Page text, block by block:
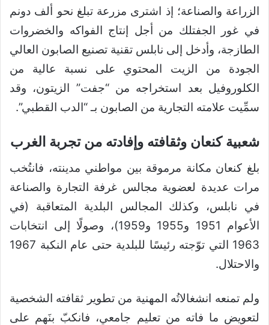
الزراعة والصناعة؛ إذ اشترى مزرعة تبلغ نحو ألف دونم
في غور الجفتلك من أجل إنتاج الفواكه والخضروات
الطازجة، وأدخل إلى نابلس تقنية تصنيع الصابون العالي
الجودة من الزيت المحتوي على نسبة عالية من
الكلوروفيل بعد استخراجه من “جفت” الزيتون، وقد
سمِّيت علامته التجارية من الصابون بـ “الدب القطبي”.
شعبية كنعان وثقافته وإفادته من تجربة الغرب
بلغ كنعان مكانة مرموقة بين مواطني مدينته، فانتُخب
مرات عديدة لعضوية مجالس غرفة التجارة والصناعة
في نابلس، وكذلك المجالس البلدية المتعاقبة (في
الأعوام 1951 و1955 و1959)، وصولًا إلى انتخابات
1963 التي توّجته رئيسًا للبلدية حتى عام النكبة 1967
والاحتلال.
ولم تمنعه انشغالاتُه المهنية من تطوير ثقافته الشخصية
لتعويض ما فاته من تعليم جامعي، فانكبّ بنَهمٍ على